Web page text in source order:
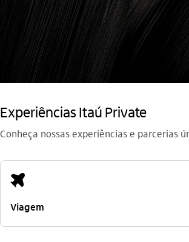
Experiências Itaú Private
Conheça nossas experiências e parcerias
viagem_outline
Viagem